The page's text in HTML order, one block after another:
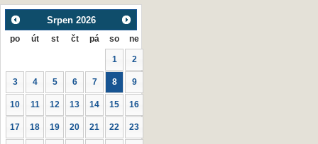
Srpen 2026
po út st čt pá so ne
1 2
3 4 5 6 7 8 9
10 11 12 13 14 15 16
17 18 19 20 21 22 23